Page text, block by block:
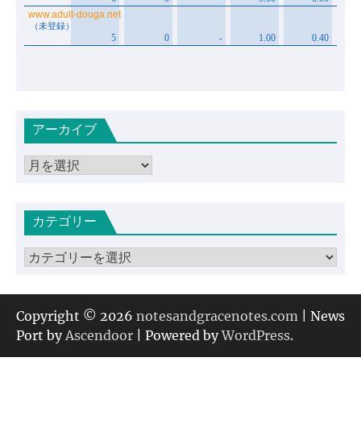
アーカイブ
ア
イカテゴリー
カ
ゴ
リ
ー
Copyright © 2026 notesandgracenotes.com | News
Port byAscendoor | Powered byWordPress.